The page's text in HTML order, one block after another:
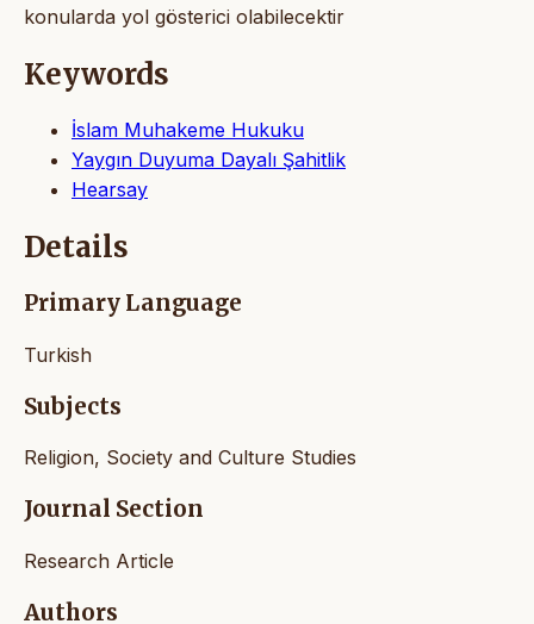
konularda yol gösterici olabilecektir
Keywords
İslam Muhakeme Hukuku
Yaygın Duyuma Dayalı Şahitlik
Hearsay
Details
Primary Language
Turkish
Subjects
Religion, Society and Culture Studies
Journal Section
Research Article
Authors